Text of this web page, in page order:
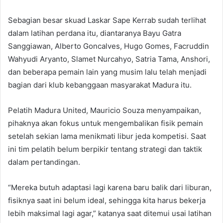
Sebagian besar skuad Laskar Sape Kerrab sudah terlihat
dalam latihan perdana itu, diantaranya Bayu Gatra
Sanggiawan, Alberto Goncalves, Hugo Gomes, Facruddin
Wahyudi Aryanto, Slamet Nurcahyo, Satria Tama, Anshori,
dan beberapa pemain lain yang musim lalu telah menjadi
bagian dari klub kebanggaan masyarakat Madura itu.
Pelatih Madura United, Mauricio Souza menyampaikan,
pihaknya akan fokus untuk mengembalikan fisik pemain
setelah sekian lama menikmati libur jeda kompetisi. Saat
ini tim pelatih belum berpikir tentang strategi dan taktik
dalam pertandingan.
“Mereka butuh adaptasi lagi karena baru balik dari liburan,
fisiknya saat ini belum ideal, sehingga kita harus bekerja
lebih maksimal lagi agar,” katanya saat ditemui usai latihan